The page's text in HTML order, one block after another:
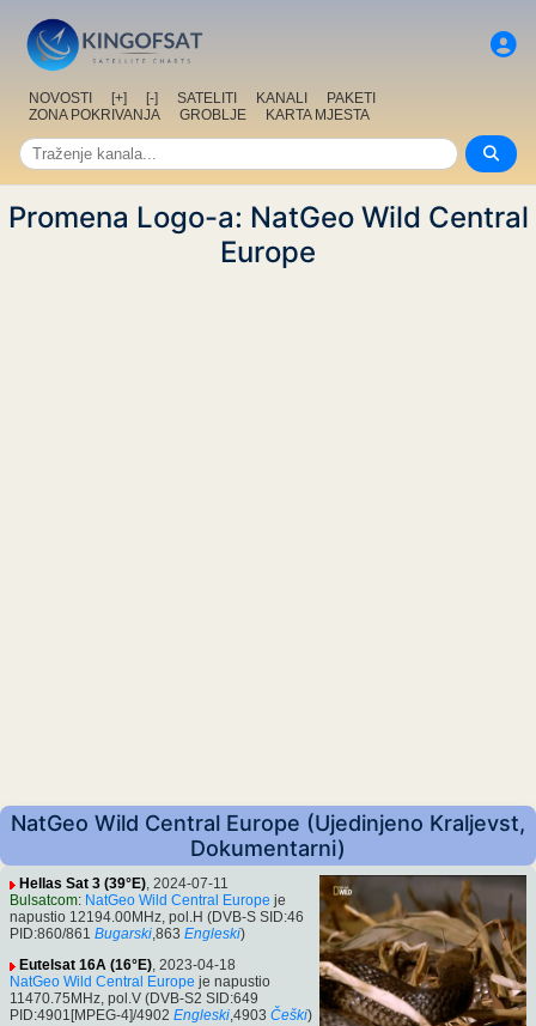
NOVOSTI [+] [-] SATELITI KANALI
PAKETI
ZONA POKRIVANJA
GROBLJE KARTA MJESTA
Promena Logo-a: NatGeo Wild Central
Europe
NatGeo Wild Central Europe (Ujedinjeno Kraljevst,
Dokumentarni)
Hellas Sat 3 (39°E), 2024-07-11
Bulsatcom: NatGeo Wild Central Europe je
napustio 12194.00MHz, pol.H (DVB-S SID:46
PID:860/861 Bugarski,863 Engleski)
Eutelsat 16A (16°E), 2023-04-18
NatGeo Wild Central Europe je napustio
11470.75MHz, pol.V (DVB-S2 SID:649
PID:4901[MPEG-4]/4902 Engleski,4903 Češki)